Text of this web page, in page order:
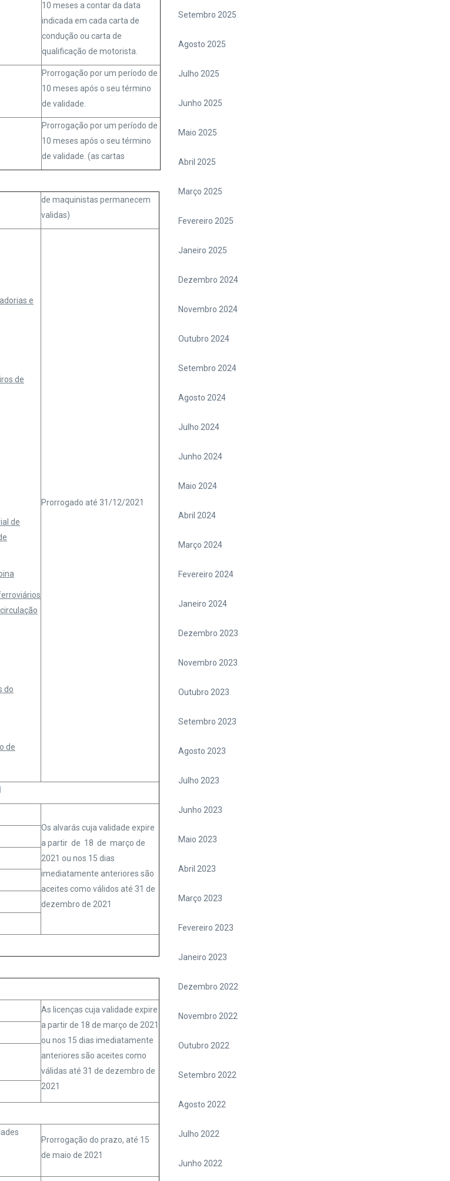
10 meses a contar da data
indicada em cada carta de
condução ou carta de
qualificação de motorista.
Prorrogação por um período de
10 meses após o seu término
de validade.
Prorrogação por um período de
10 meses após o seu término
de validade. (as cartas
de maquinistas permanecem
validas)
e
de
de
do
de
Prorrogado até 31/12/2021
Os alvarás cuja validade expire
a partir de 18 de março de
2021 ou nos 15 dias
imediatamente anteriores são
aceites como válidos até 31 de
dezembro de 2021
As licenças cuja validade expire
a partir de 18 de março de 2021
ou nos 15 dias imediatamente
anteriores são aceites como
válidas até 31 de dezembro de
2021
Prorrogação do prazo, até 15
de maio de 2021
Setembro 2025
Agosto 2025
Julho 2025
Junho 2025
Maio 2025
Abril 2025
Março 2025
Fevereiro 2025
Janeiro 2025
Dezembro 2024
Novembro 2024
Outubro 2024
Setembro 2024
Agosto 2024
Julho 2024
Junho 2024
Maio 2024
Abril 2024
Março 2024
Fevereiro 2024
Janeiro 2024
Dezembro 2023
Novembro 2023
Outubro 2023
Setembro 2023
Agosto 2023
Julho 2023
Junho 2023
Maio 2023
Abril 2023
Março 2023
Fevereiro 2023
Janeiro 2023
Dezembro 2022
Novembro 2022
Outubro 2022
Setembro 2022
Agosto 2022
Julho 2022
Junho 2022